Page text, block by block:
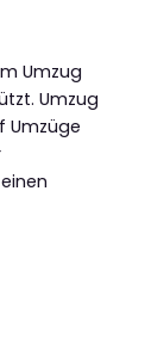
Umzug
Umzug
Umzüge